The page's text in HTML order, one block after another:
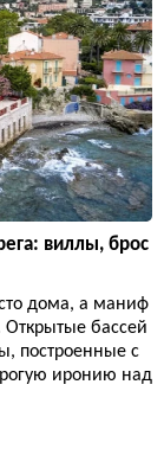
виллы, брос
дома, а маниф
бассей
построенные с
иронию над